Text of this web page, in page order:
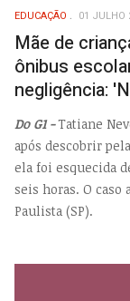
EDUCAÇÃO 01 JULHO
Mãe de
ônibus
negligência:
Do G1 -Tatiane
após descobrir
ela foi esquecida
seis horas. O
Paulista (SP).